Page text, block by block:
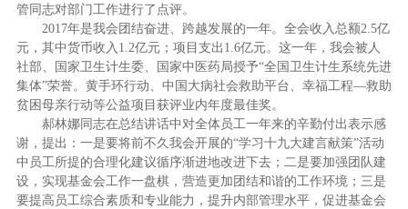
管同志对部门工作进行了点评。
2017年是我会团结奋进、跨越发展的一年。全会收入总额2.5亿
元，其中货币收入1.2亿元；项目支出1.6亿元。这一年，我会被人
社部、国家卫生计生委、国家中医药局授予“全国卫生计生系统先进
集体”荣誉。黄手环行动、中国大病社会救助平台、幸福工程—救助
贫困母亲行动等公益项目获评业内年度最佳奖。
郝林娜同志在总结讲话中对全体员工一年来的辛勤付出表示感
谢，提出：一是要将前不久我会开展的“学习十九大建言献策”活动
中员工所提的合理化建议循序渐进地改进下去；二是要加强团队建
设，实现基金会工作一盘棋，营造更加团结和谐的工作环境；三是
要提高员工综合素质和专业能力，提升内部管理水平，促进基金会